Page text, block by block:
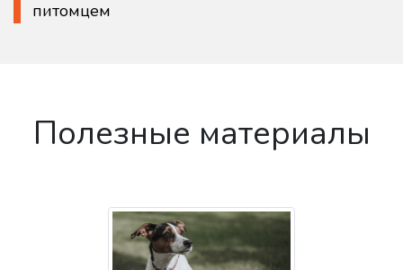
питомцем
Полезные материалы